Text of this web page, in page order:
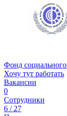
Фонд
Хочу тут работать
Вакансии
0
Сотрудники
6 / 27